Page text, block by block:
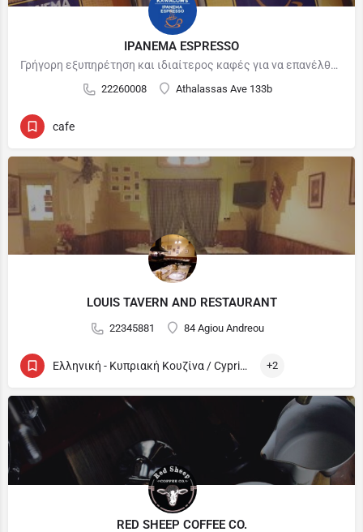
IPANEMA ESPRESSO
Γρήγορη εξυπηρέτηση και ιδιαίτερος καφές για να επανέλθεις ξανά και ξανα..
22260008 Athalassas Ave 133b
cafe
LOUIS TAVERN AND RESTAURANT
22345881 84 Agiou Andreou
Ελληνική - Κυπριακή Κουζίνα / Cypriot and Greek +2
RED SHEEP COFFEE CO.